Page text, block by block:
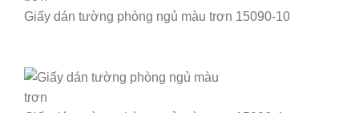
Giấy dán tường phòng ngủ màu trơn 15090-10